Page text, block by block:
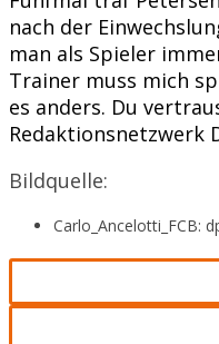
nach der
man als Spieler
Trainer muss mich
es anders. Du
Redaktionsnetzwerk
Bildquelle:
Carlo_Ancelotti_FCB: